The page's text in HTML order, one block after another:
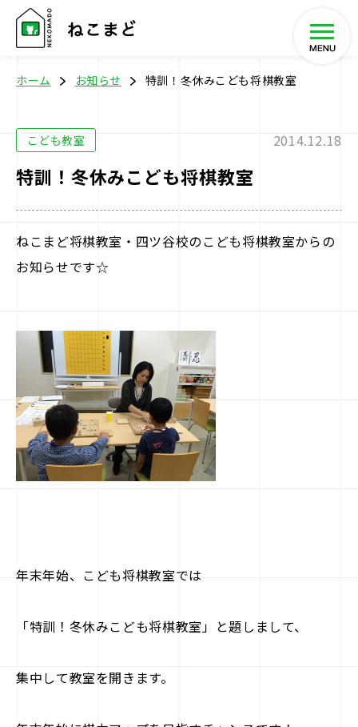
ホーム
将棋教室
イベント
駒doc.
企業情報
お知らせ
ホーム お知らせ 特訓！冬休みこども将棋教室
こども教室 2014.12.18
特訓！冬休みこども将棋教室
ねこまど将棋教室・四ツ谷校のこども将棋教室からの
お知らせです☆
年末年始、こども将棋教室では
「特訓！冬休みこども将棋教室」と題しまして、
集中して教室を開きます。